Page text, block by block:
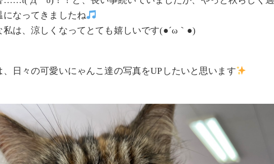
になってきましたね
私は、涼しくなってとても嬉しいです(●´ω｀●)
、日々の可愛いにゃんこ達の写真をUPしたいと思います